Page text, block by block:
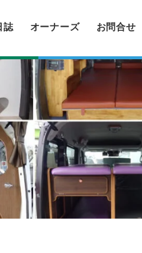
誌 オーナーズ お問合せ